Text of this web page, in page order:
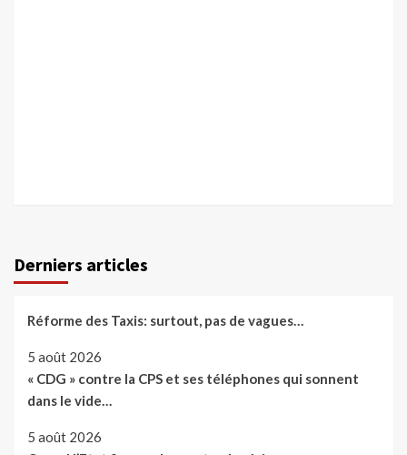
Derniers articles
Réforme des Taxis: surtout, pas de vagues…
5 août 2026
« CDG » contre la CPS et ses téléphones qui sonnent
dans le vide…
5 août 2026